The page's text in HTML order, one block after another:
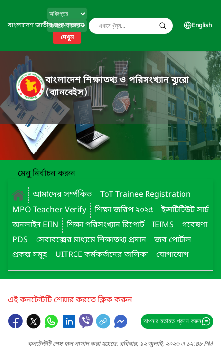
বাংলাদেশ জাতীয় তথ্য বাতায়ন
দেখুন
English
বাংলাদেশ শিক্ষাতথ্য ও পরিসংখ্যান ব্যুরো
(ব্যানবেইস)
মেনু নির্বাচন করুন
আমাদের সর্ম্পকিত
ToT Trainee Registration
MPO Teacher Verify
শিক্ষা জরিপ ২০২৫
ইন্সটিটিউট সার্চ
অনলাইন EIIN
শিক্ষা পরিসংখ্যান রিপোর্ট IEIMS
গবেষণা
PDS
সেবাবক্সের মাধ্যমে শিক্ষাতথ্য প্রদান
জব পোর্টাল
প্রকল্প সমূহ
UITRCE কর্মকর্তাদের তালিকা যোগাযোগ
এই কনটেন্টটি শেয়ার করতে ক্লিক করুন
আপনার মতামত প্রদান করুন
কনটেন্টটি শেষ হাল-নাগাদ করা হয়েছে: রবিবার, ১২ জুলাই, ২০২৬ এ ১২:৪৮ PM